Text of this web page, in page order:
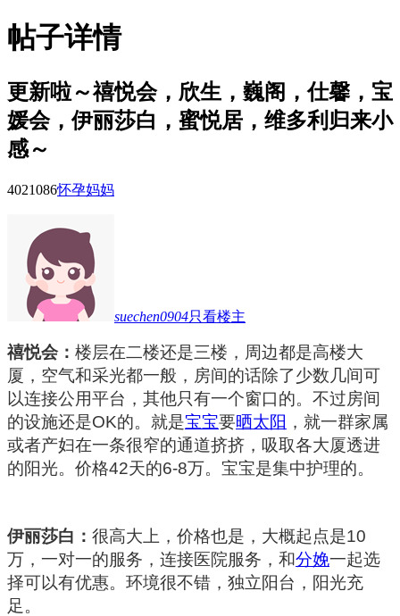
帖子详情
更新啦～禧悦会，欣生，巍阁，仕馨，宝
媛会，伊丽莎白，蜜悦居，维多利归来小
感～
4021086怀孕妈妈
suechen0904只看楼主
禧悦会： 楼层在二楼还是三楼，周边都是高楼大
厦，空气和采光都一般，房间的话除了少数几间可
以连接公用平台，其他只有一个窗口的。不过房间
的设施还是OK的。就是宝宝要晒太阳 ，就一群家属
或者产妇在一条很窄的通道挤挤，吸取各大厦透进
的阳光。价格42天的6-8万。宝宝是集中护理的。
伊丽莎白： 很高大上，价格也是，大概起点是10
万，一对一的服务，连接医院服务，和分娩一起选
择可以有优惠。环境很不错，独立阳台，阳光充
足。